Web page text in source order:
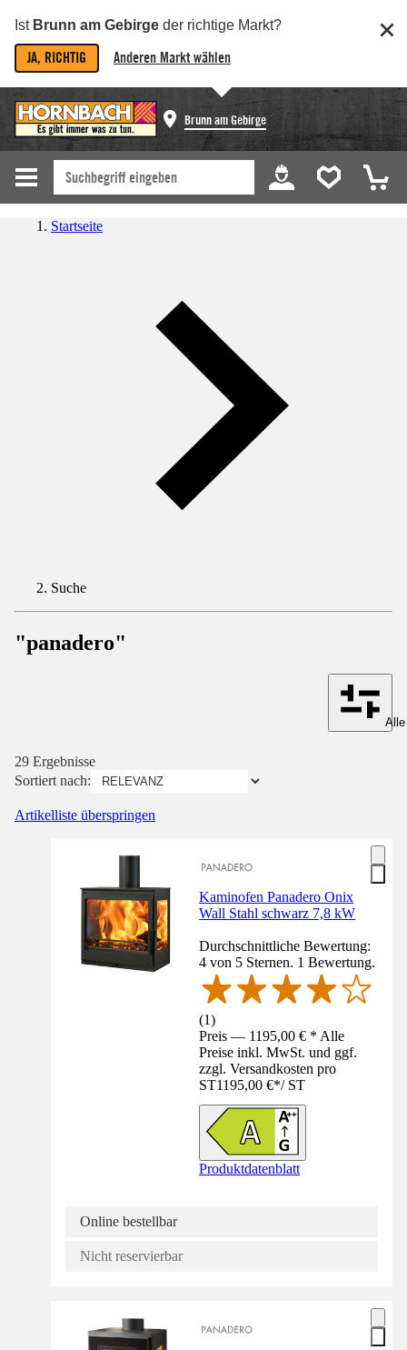
Ist Brunn am Gebirge der richtige Markt?
JA, RICHTIG Anderen Markt wählen
Brunn am Gebirge
Startseite
Suche
"panadero"
29 Ergebnisse
Sortiert nach:
Artikelliste überspringen
Kaminofen Panadero Onix
Wall Stahl schwarz 7,8 kW
Durchschnittliche Bewertung:
4 von 5 Sternen. 1 Bewertung.
(1)
Preis — 1195,00 € * Alle
Preise inkl. MwSt. und ggf.
zzgl. Versandkosten pro
ST1195,00 €*/ ST
Produktdatenblatt
Online bestellbar
Nicht reservierbar